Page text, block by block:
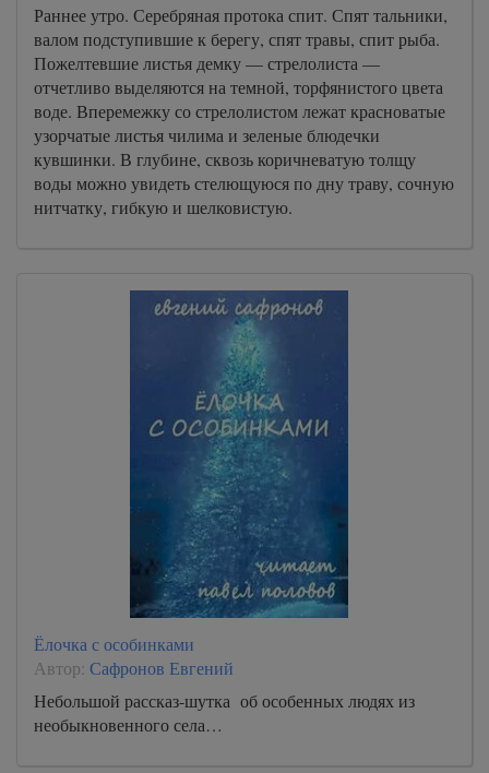
Раннее утро. Серебряная протока спит. Спят тальники,
валом подступившие к берегу, спят травы, спит рыба.
Пожелтевшие листья демку — стрелолиста —
отчетливо выделяются на темной, торфянистого цвета
воде. Вперемежку со стрелолистом лежат красноватые
узорчатые листья чилима и зеленые блюдечки
кувшинки. В глубине, сквозь коричневатую толщу
воды можно увидеть стелющуюся по дну траву, сочную
нитчатку, гибкую и шелковистую.
Ёлочка с особинками
Автор: Сафронов Евгений
Небольшой рассказ-шутка об особенных людях из
необыкновенного села…